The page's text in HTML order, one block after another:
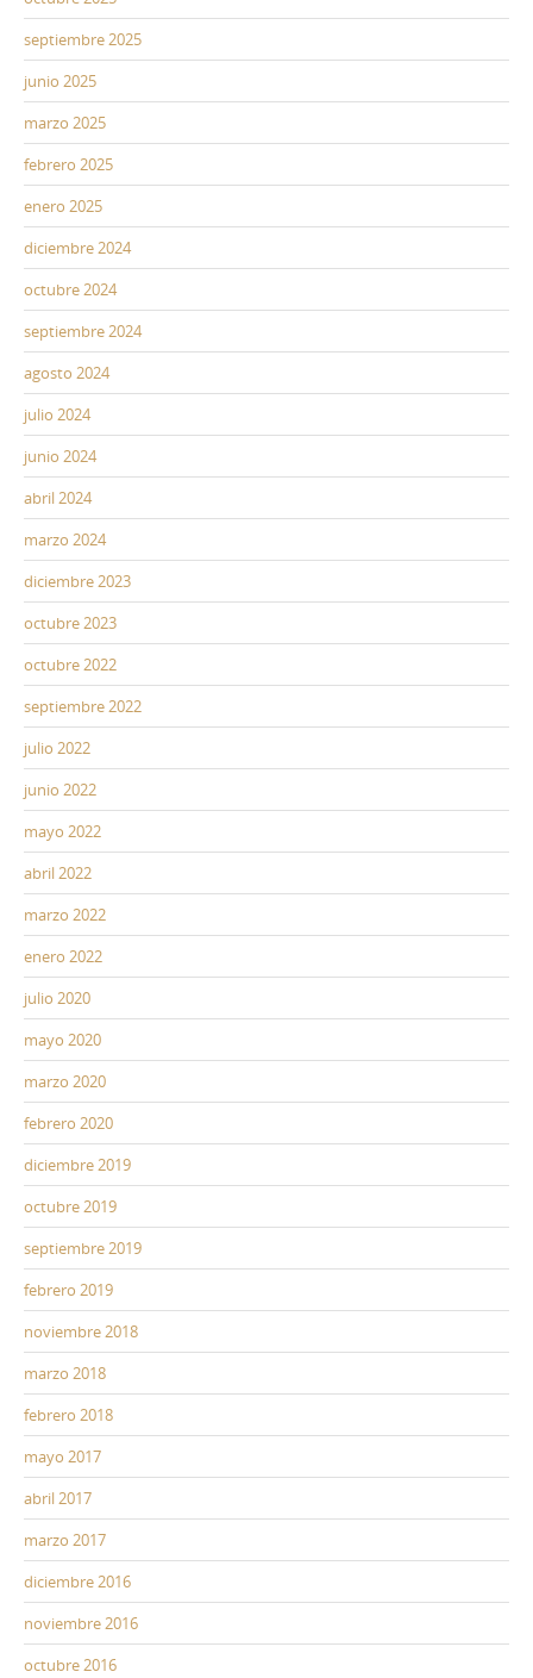
septiembre 2025
junio 2025
marzo 2025
febrero 2025
enero 2025
diciembre 2024
octubre 2024
septiembre 2024
agosto 2024
julio 2024
junio 2024
abril 2024
marzo 2024
diciembre 2023
octubre 2023
octubre 2022
septiembre 2022
julio 2022
junio 2022
mayo 2022
abril 2022
marzo 2022
enero 2022
julio 2020
mayo 2020
marzo 2020
febrero 2020
diciembre 2019
octubre 2019
septiembre 2019
febrero 2019
noviembre 2018
marzo 2018
febrero 2018
mayo 2017
abril 2017
marzo 2017
diciembre 2016
noviembre 2016
octubre 2016